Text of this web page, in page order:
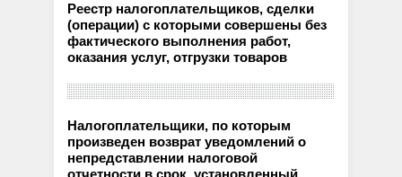
Реестр налогоплательщиков, сделки
(операции) с которыми совершены без
фактического выполнения работ,
оказания услуг, отгрузки товаров
Налогоплательщики, по которым
произведен возврат уведомлений о
непредставлении налоговой
отчетности в срок, установленный